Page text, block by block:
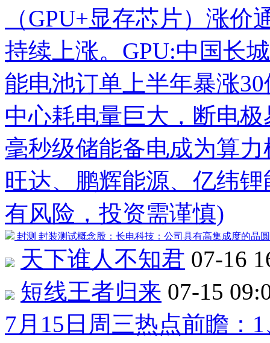
（GPU+显存芯片）涨
持续上涨。GPU:中国长城
能电池订单上半年暴涨
中心耗电量巨大，断电
毫秒级储能备电成为算
旺达、 鹏辉能源、 亿纬锂
有风险，投资需谨慎)
封测 封装测试概念股： 长电科技 ：公司具有高集成度的晶
天下谁人不知君 07-16
短线王者归来 07-15
7月15日周三热点前瞻：